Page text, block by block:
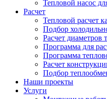
Тепловой насос
Расчет
Тепловой расчет
Подбор
Расчет
Программа для
Программа
Расчет
Подбор
Наши проекты
Услуги